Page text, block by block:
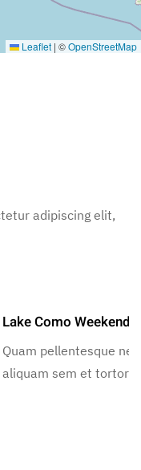
Leaflet | ©OpenStreetMap
adipiscing elit,
Lake Como Weekend
Quam pellentesque
aliquam sem et tortor.